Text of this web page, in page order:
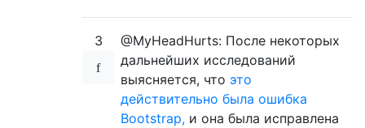
3
@MyHeadHurts: После некоторых
дальнейших исследований
выясняется, что это
действительно была ошибка
Bootstrap, и она была исправлена ​​